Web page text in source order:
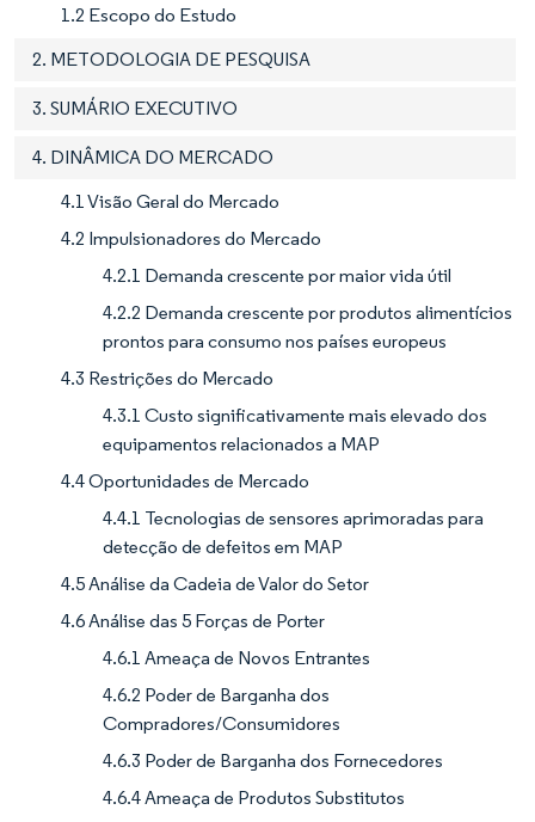
1.2 Escopo do Estudo
2. METODOLOGIA DE PESQUISA
3. SUMÁRIO EXECUTIVO
4. DINÂMICA DO MERCADO
4.1 Visão Geral do Mercado
4.2 Impulsionadores do Mercado
4.2.1 Demanda crescente por maior vida útil
4.2.2 Demanda crescente por produtos alimentícios
prontos para consumo nos países europeus
4.3 Restrições do Mercado
4.3.1 Custo significativamente mais elevado dos
equipamentos relacionados a MAP
4.4 Oportunidades de Mercado
4.4.1 Tecnologias de sensores aprimoradas para
detecção de defeitos em MAP
4.5 Análise da Cadeia de Valor do Setor
4.6 Análise das 5 Forças de Porter
4.6.1 Ameaça de Novos Entrantes
4.6.2 Poder de Barganha dos
Compradores/Consumidores
4.6.3 Poder de Barganha dos Fornecedores
4.6.4 Ameaça de Produtos Substitutos